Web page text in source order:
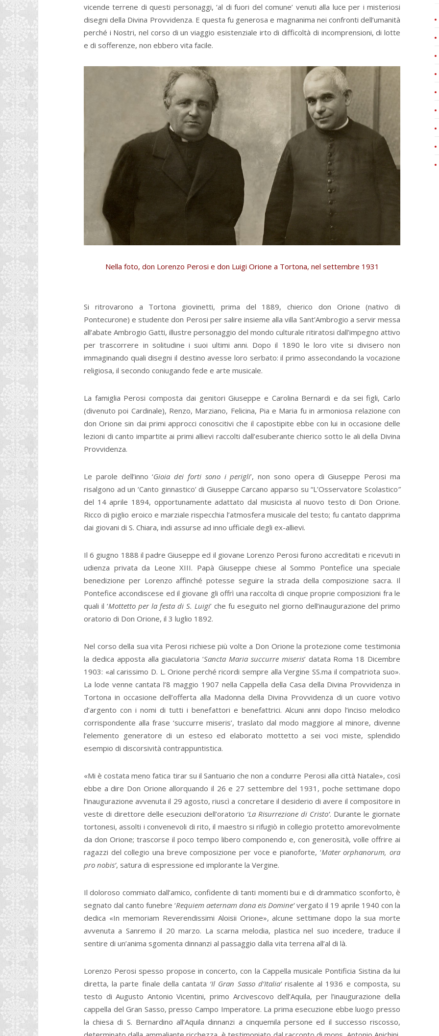
vicende terrene di questi personaggi, ‘al di fuori del comune’ venuti alla luce per i misteriosi
disegni della Divina Provvidenza. E questa fu generosa e magnanima nei confronti dell’umanità
perché i Nostri, nel corso di un viaggio esistenziale irto di difficoltà di incomprensioni, di lotte
e di sofferenze, non ebbero vita facile.
Nella foto, don Lorenzo Perosi e don Luigi Orione a Tortona, nel settembre 1931
Si ritrovarono a Tortona giovinetti, prima del 1889, chierico don Orione (nativo di
Pontecurone) e studente don Perosi per salire insieme alla villa Sant’Ambrogio a servir messa
all’abate Ambrogio Gatti, illustre personaggio del mondo culturale ritiratosi dall’impegno attivo
per trascorrere in solitudine i suoi ultimi anni. Dopo il 1890 le loro vite si divisero non
immaginando quali disegni il destino avesse loro serbato: il primo assecondando la vocazione
religiosa, il secondo coniugando fede e arte musicale.
La famiglia Perosi composta dai genitori Giuseppe e Carolina Bernardi e da sei figli, Carlo
(divenuto poi Cardinale), Renzo, Marziano, Felicina, Pia e Maria fu in armoniosa relazione con
don Orione sin dai primi approcci conoscitivi che il capostipite ebbe con lui in occasione delle
lezioni di canto impartite ai primi allievi raccolti dall’esuberante chierico sotto le ali della Divina
Provvidenza.
Le parole dell’inno ‘Gioia dei forti sono i perigli’, non sono opera di Giuseppe Perosi ma
risalgono ad un ‘Canto ginnastico’ di Giuseppe Carcano apparso su “L’Osservatore Scolastico”
del 14 aprile 1894, opportunamente adattato dal musicista al nuovo testo di Don Orione.
Ricco di piglio eroico e marziale rispecchia l’atmosfera musicale del testo; fu cantato dapprima
dai giovani di S. Chiara, indi assurse ad inno ufficiale degli ex-allievi.
Il 6 giugno 1888 il padre Giuseppe ed il giovane Lorenzo Perosi furono accreditati e ricevuti in
udienza privata da Leone XIII. Papà Giuseppe chiese al Sommo Pontefice una speciale
benedizione per Lorenzo affinché potesse seguire la strada della composizione sacra. Il
Pontefice accondiscese ed il giovane gli offrì una raccolta di cinque proprie composizioni fra le
quali il ‘Mottetto per la festa di S. Luigi’ che fu eseguito nel giorno dell’inaugurazione del primo
oratorio di Don Orione, il 3 luglio 1892.
Nel corso della sua vita Perosi richiese più volte a Don Orione la protezione come testimonia
la dedica apposta alla giaculatoria ‘Sancta Maria succurre miseris’ datata Roma 18 Dicembre
1903: «al carissimo D. L. Orione perché ricordi sempre alla Vergine SS.ma il compatriota suo».
La lode venne cantata l’8 maggio 1907 nella Cappella della Casa della Divina Provvidenza in
Tortona in occasione dell’offerta alla Madonna della Divina Provvidenza di un cuore votivo
d’argento con i nomi di tutti i benefattori e benefattrici. Alcuni anni dopo l’inciso melodico
corrispondente alla frase ‘succurre miseris’, traslato dal modo maggiore al minore, divenne
l’elemento generatore di un esteso ed elaborato mottetto a sei voci miste, splendido
esempio di discorsività contrappuntistica.
«Mi è costata meno fatica tirar su il Santuario che non a condurre Perosi alla città Natale», così
ebbe a dire Don Orione allorquando il 26 e 27 settembre del 1931, poche settimane dopo
l’inaugurazione avvenuta il 29 agosto, riuscì a concretare il desiderio di avere il compositore in
veste di direttore delle esecuzioni dell’oratorio ‘La Risurrezione di Cristo’. Durante le giornate
tortonesi, assolti i convenevoli di rito, il maestro si rifugiò in collegio protetto amorevolmente
da don Orione; trascorse il poco tempo libero componendo e, con generosità, volle offrire ai
ragazzi del collegio una breve composizione per voce e pianoforte, ‘Mater orphanorum, ora
pro nobis’, satura di espressione ed implorante la Vergine.
Il doloroso commiato dall’amico, confidente di tanti momenti bui e di drammatico sconforto, è
segnato dal canto funebre ‘Requiem aeternam dona eis Domine’vergato il 19 aprile 1940 con la
dedica «In memoriam Reverendissimi Aloisii Orione», alcune settimane dopo la sua morte
avvenuta a Sanremo il 20 marzo. La scarna melodia, plastica nel suo incedere, traduce il
sentire di un’anima sgomenta dinnanzi al passaggio dalla vita terrena all’al di là.
Lorenzo Perosi spesso propose in concerto, con la Cappella musicale Pontificia Sistina da lui
diretta, la parte finale della cantata ‘Il Gran Sasso d’Italia’risalente al 1936 e composta, su
testo di Augusto Antonio Vicentini, primo Arcivescovo dell’Aquila, per l’inaugurazione della
cappella del Gran Sasso, presso Campo Imperatore. La prima esecuzione ebbe luogo presso
la chiesa di S. Bernardino all’Aquila dinnanzi a cinquemila persone ed il successo riscosso,